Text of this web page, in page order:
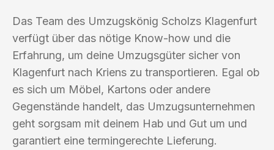
Das Team des Umzugskönig Scholzs Klagenfurt
verfügt über das nötige Know-how und die
Erfahrung, um deine Umzugsgüter sicher von
Klagenfurt nach Kriens zu transportieren. Egal ob
es sich um Möbel, Kartons oder andere
Gegenstände handelt, das Umzugsunternehmen
geht sorgsam mit deinem Hab und Gut um und
garantiert eine termingerechte Lieferung.